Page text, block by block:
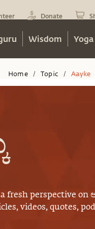
Donate
Wisdom
Home / Topic / Aayke
fresh perspective on
videos, quotes,